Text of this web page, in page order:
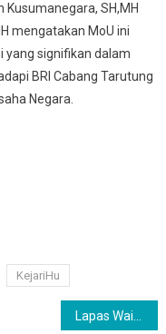
Kusumanegara, SH,MH
mengatakan MoU ini
yang signifikan dalam
BRI Cabang Tarutung
Negara.
KejariHu